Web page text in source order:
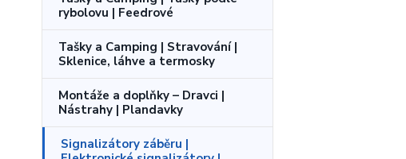
rybolovu | Feedrové
Tašky a Camping | Stravování |
Sklenice, láhve a termosky
Montáže a doplňky – Dravci |
Nástrahy | Plandavky
Signalizátory záběru |